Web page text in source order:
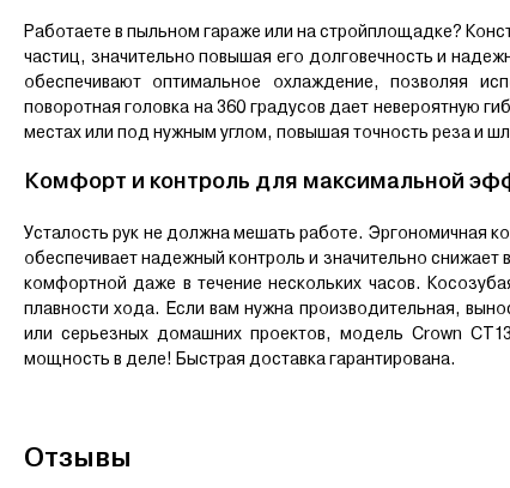
Работаете в пыльном гараже или на стройплощадке?
частиц, значительно повышая его долговечность и
обеспечивают оптимальное охлаждение, позволяя
поворотная головка на 360 градусов дает невероятную
местах или под нужным углом, повышая точность реза и
Комфорт и контроль для максимальной
Усталость рук не должна мешать работе. Эргономичная
обеспечивает надежный контроль и значительно
комфортной даже в течение нескольких часов.
плавности хода. Если вам нужна производительная,
или серьезных домашних проектов, модель Crown
мощность в деле! Быстрая доставка гарантирована.
Отзывы